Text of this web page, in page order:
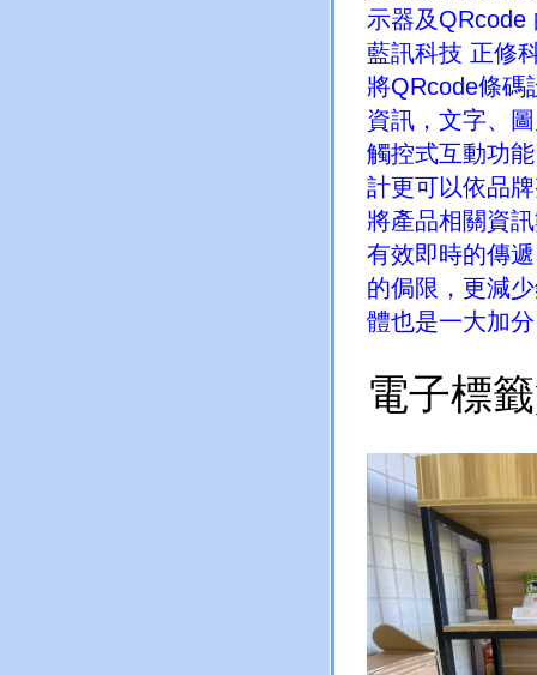
示器及QRcode
藍訊科技 正修
將QRcode條碼
資訊，文字、
觸控式互動功
計更可以依品
將產品相關資
有效即時的傳
的侷限，更減
體也是一大加
電子標